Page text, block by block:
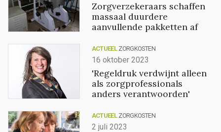
Zorgverzekeraars schaffen
massaal duurdere
aanvullende pakketten af
ACTUEEL ZORGKOSTEN
16 oktober 2023
'Regeldruk verdwijnt alleen
als zorgprofessionals
anders verantwoorden'
ACTUEEL ZORGKOSTEN
2 juli 2023